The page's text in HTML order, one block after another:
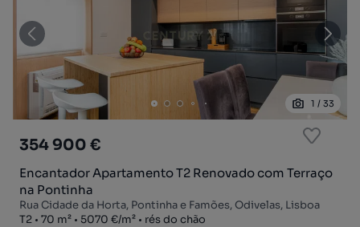
1 / 33
354 900 €
Encantador Apartamento T2 Renovado com Terraço
na Pontinha
Rua Cidade da Horta, Pontinha e Famões, Odivelas, Lisboa
Tipologia
T2
Zona70 m²
Preço por metro quadrado
5070 €/m²
Andar
rés do chão